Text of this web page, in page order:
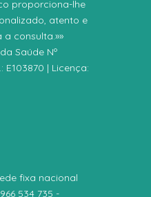
proporciona-lhe
atento e
consulta.»»
Saúde Nº
E103870 | Licença:
fixa nacional
534 735 -